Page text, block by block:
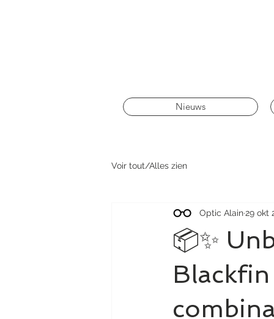
Nieuws
Voir tout/Alles zien
📦✨
Optic Alain29 okt